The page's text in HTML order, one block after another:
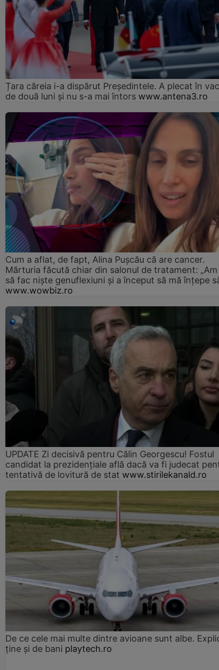
Țara căreia i-a dispărut Președintele. A plecat în
de două luni și nu s-a mai întors www.antena3.ro
Cum a aflat, de fapt, Alina Pușcău că are cancer.
Mărturia făcută chiar din salonul de tratament:
să fac niște genuflexiuni și a început să mă înțepe
www.wowbiz.ro
UPDATE Zi decisivă pentru Călin Georgescu! Fostul
candidat la prezidențiale află dacă va fi judecat
tentativă de lovitură de stat www.stirilekanald.ro
De ce cele mai multe dintre avioane sunt albe.
ține și de bani playtech.ro